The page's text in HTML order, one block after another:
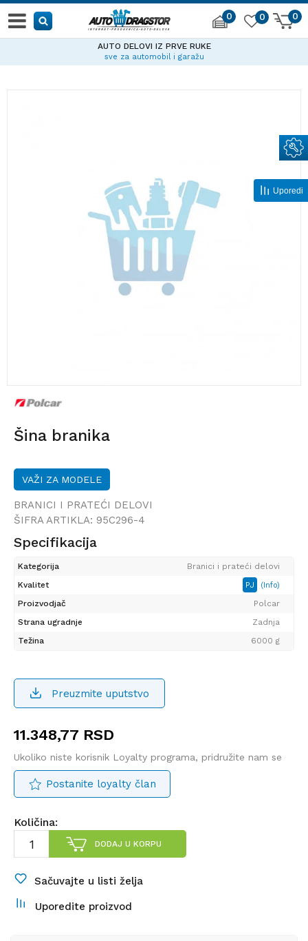
0 0
0
AUTO DELOVI IZ PRVE RUKE
sve za automobil i garažu
Šina branika
VAŽI ZA MODELE
BRANICI I PRATEĆI DELOVI
ŠIFRA ARTIKLA: 95C296-4
Specifikacija
Kategorija
Branici i prateći delovi
Kvalitet
PJ (Info)
Proizvodjač
Polcar
Strana ugradnje
Zadnja
Težina
6000 g
Preuzmite uputstvo
11.348,77 RSD
Ukoliko niste korisnik Loyalty programa, pridružite nam se
Postanite loyalty član
Količina:
DODAJ U KORPU
Sačuvajte u listi želja
Uporedite proizvod
Uporedi